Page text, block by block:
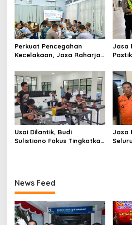
Perkuat Pencegahan
Kecelakaan, Jasa Raharja
Fasilitas Keselamatan
Jalan di Pontianak
Jasa
Usai Dilantik, Budi
Sulistiono Fokus Tingkatkan
Jasa
News Feed